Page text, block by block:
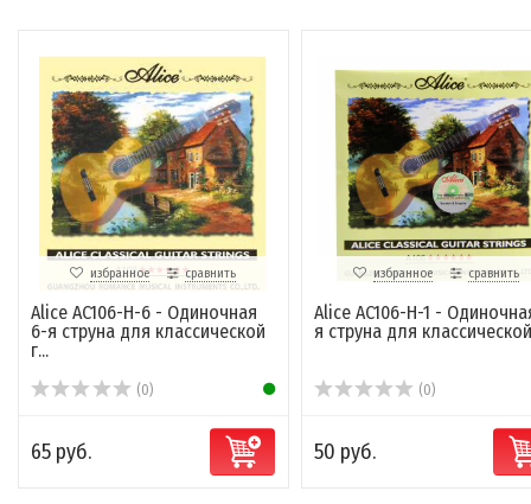
избранное сравнить
Alice AC106-H-6 - Одиночная
6-я струна для классической
г...
(0)
65 руб.
избранное сравнить
Alice AC106-H-1 -
я струна для классической
(0)
50 руб.